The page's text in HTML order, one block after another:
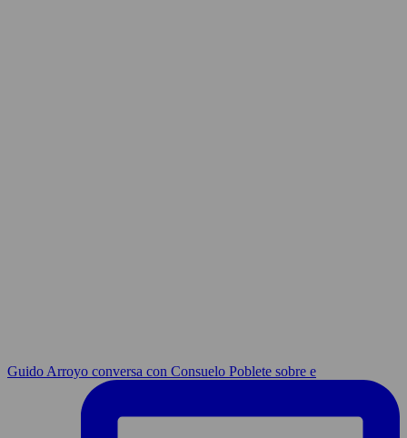
Guido Arroyo conversa con Consuelo Poblete sobre e